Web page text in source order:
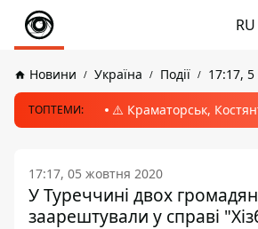
RU
Новини Україна Події 17:17,
ТОПТЕМИ: ⚠️ Краматорськ,
17:17, 05 жовтня 2020
У Туреччині двох
заарештували у справі